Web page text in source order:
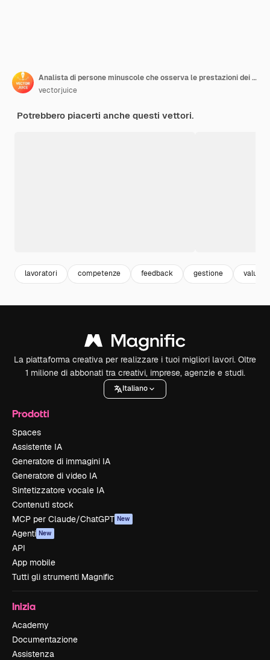
Analista di persone minuscole che osserva le prestazioni dei lavoratori su tablet. Valutazione delle prestazioni, misurazione del lavoro dei dipendenti, concetto di feedback sull'efficienza del lavoro.
vectorjuice
Potrebbero piacerti anche questi vettori.
lavoratori competenze feedback gestione
La piattaforma creativa per realizzare i tuoi migliori lavori. Oltre
1 milione di abbonati tra creativi, imprese, agenzie e studi.
Italiano
Prodotti
Spaces
Assistente IA
Generatore di immagini IA
Generatore di video IA
Sintetizzatore vocale IA
Contenuti stock
MCP per Claude/ChatGPT New
Agenti New
API
App mobile
Tutti gli strumenti Magnific
Inizia
Academy
Documentazione
Assistenza